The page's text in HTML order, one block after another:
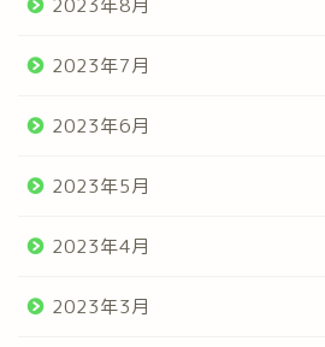
2023年8月
2023年7月
2023年6月
2023年5月
2023年4月
2023年3月